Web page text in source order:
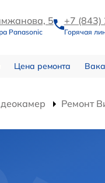
5
Panasonic
+7
Горячая
Цена ремонта
Ремонт